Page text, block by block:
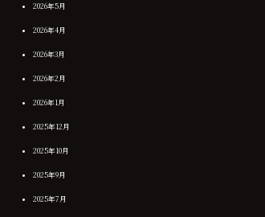
2026年5月
2026年4月
2026年3月
2026年2月
2026年1月
2025年12月
2025年10月
2025年9月
2025年7月